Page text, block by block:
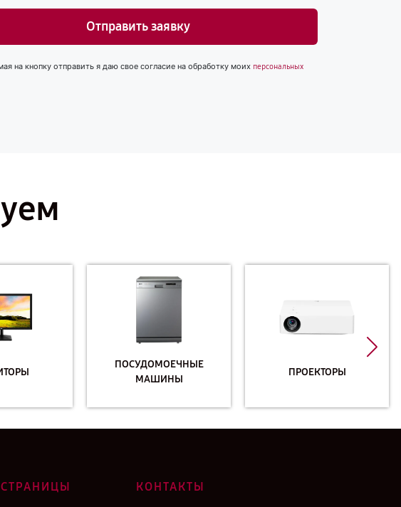
Отправить заявку
на кнопку отправить я даю свое согласие на обработку моих персональных
ПОСУДОМОЕЧНЫЕ
МАШИНЫ
ПРОЕКТОРЫ
СТРАНИЦЫ КОНТАКТЫ